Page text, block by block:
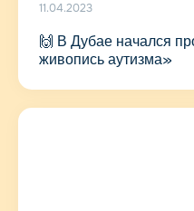
11.04.2023
🙌 В Дубае начался
живопись аутизма»